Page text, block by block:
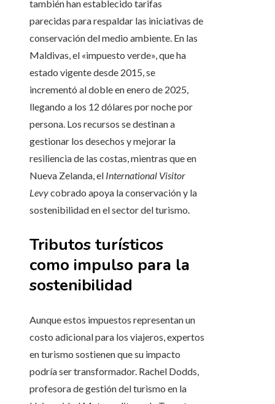
también han establecido tarifas
parecidas para respaldar las iniciativas de
conservación del medio ambiente. En las
Maldivas, el «impuesto verde», que ha
estado vigente desde 2015, se
incrementó al doble en enero de 2025,
llegando a los 12 dólares por noche por
persona. Los recursos se destinan a
gestionar los desechos y mejorar la
resiliencia de las costas, mientras que en
Nueva Zelanda, el International Visitor
Levycobrado apoya la conservación y la
sostenibilidad en el sector del turismo.
Tributos turísticos
como impulso para la
sostenibilidad
Aunque estos impuestos representan un
costo adicional para los viajeros, expertos
en turismo sostienen que su impacto
podría ser transformador. Rachel Dodds,
profesora de gestión del turismo en la